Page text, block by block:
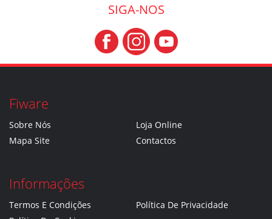
SIGA-NOS
Fiware
Sobre Nós
Loja Online
Mapa Site
Contactos
Informações
Termos E Condições
Política De Privacidade